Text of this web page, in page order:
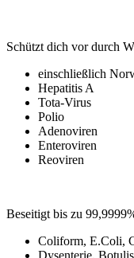
Schützt dich vor durch
einschließlich
Hepatitis A
Tota-Virus
Polio
Adenoviren
Enteroviren
Reoviren
Beseitigt bis zu
Coliform, E.Coli,
Dysenterie,